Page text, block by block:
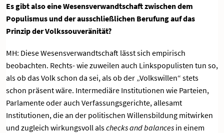
Es gibt also eine Wesensverwandtschaft zwischen dem
Populismus und der ausschließlichen Berufung auf das
Prinzip der Volkssouveränität?
MH: Diese Wesensverwandtschaft lässt sich empirisch
beobachten. Rechts- wie zuweilen auch Linkspopulisten tun so,
als ob das Volk schon da sei, als ob der „Volkswillen“ stets
schon präsent wäre. Intermediäre Institutionen wie Parteien,
Parlamente oder auch Verfassungsgerichte, allesamt
Institutionen, die an der politischen Willensbildung mitwirken
und zugleich wirkungsvoll alschecks and balances in einem